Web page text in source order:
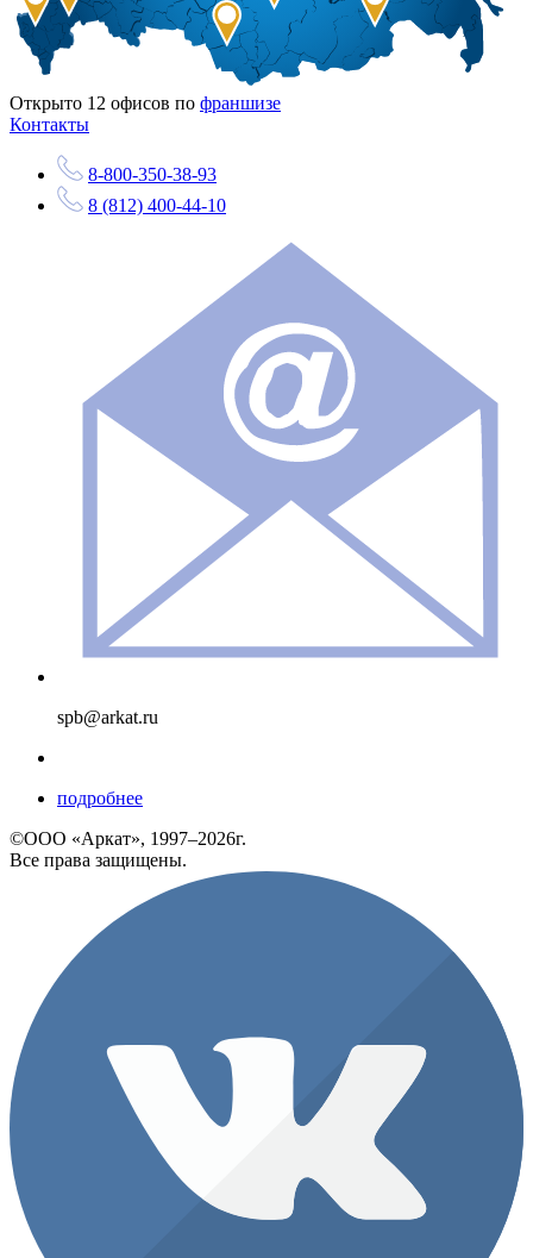
Открыто 12 офисов по франшизе
Контакты
8-800-350-38-93
8 (812) 400-44-10
spb@arkat.ru
подробнее
©ООО «Аркат», 1997–2026г.
Все права защищены.